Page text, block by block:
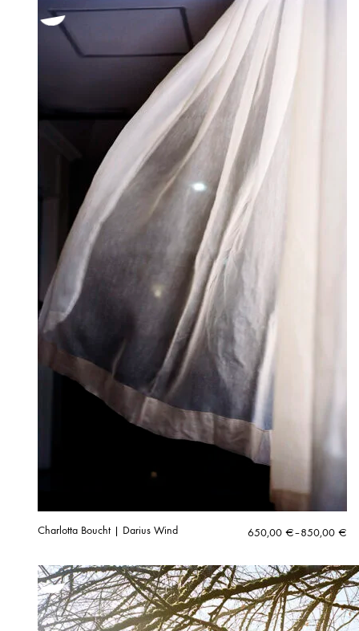
Charlotta Boucht | Darius Wind 650,00 €–850,00 €
Hintaluokka:
-
850,00 €